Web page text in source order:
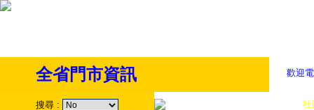
歡迎
全省門市資訊
搜尋 :
社